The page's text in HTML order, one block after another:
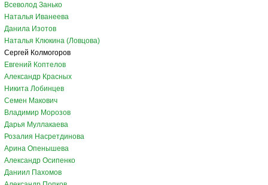
Всеволод Занько
Наталья Иванеева
Данила Изотов
Наталья Клюкина (Ловцова)
Сергей Колмогоров
Евгений Коптелов
Александр Красных
Никита Лобинцев
Семен Макович
Владимир Морозов
Дарья Муллакаева
Розалия Насретдинова
Арина Опенышева
Александр Осипенко
Даниил Пахомов